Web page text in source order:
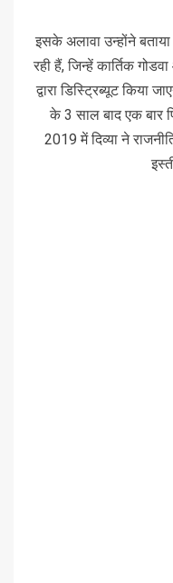
इसके अलावा उन्होंने
रही हैं, जिन्हें कार्तिक
द्वारा डिस्ट्रिब्यूट किया
के 3 साल बाद एक बार
2019 में दिव्या ने